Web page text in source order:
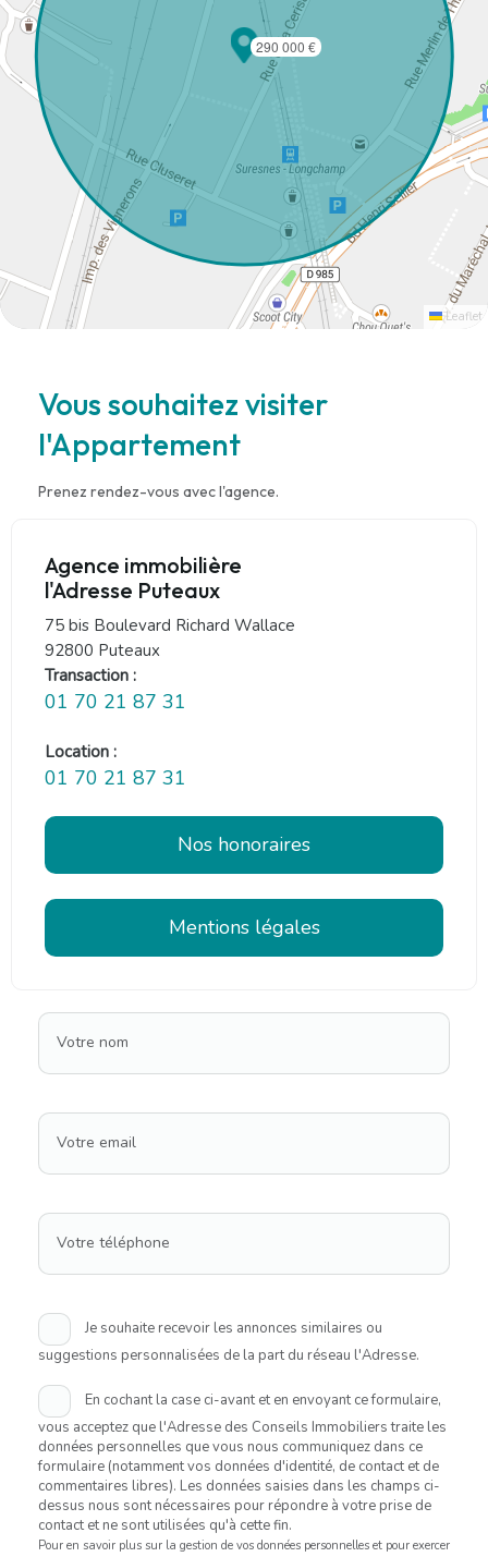
290 000 €
Leaflet
Vous souhaitez visiter
l'Appartement
Prenez rendez-vous avec l'agence.
Agence immobilière
l'Adresse Puteaux
75 bis Boulevard Richard Wallace
92800 Puteaux
Transaction :
01 70 21 87 31
Location :
01 70 21 87 31
Nos honoraires
Mentions légales
Votre nom
Votre email
Votre téléphone
Je souhaite recevoir les annonces similaires ou
suggestions personnalisées de la part du réseau l'Adresse.
En cochant la case ci-avant et en envoyant ce formulaire,
vous acceptez que l'Adresse des Conseils Immobiliers traite les
données personnelles que vous nous communiquez dans ce
formulaire (notamment vos données d'identité, de contact et de
commentaires libres). Les données saisies dans les champs ci-
dessus nous sont nécessaires pour répondre à votre prise de
contact et ne sont utilisées qu'à cette fin.
Pour en savoir plus sur la gestion de vos données personnelles et pour exercer